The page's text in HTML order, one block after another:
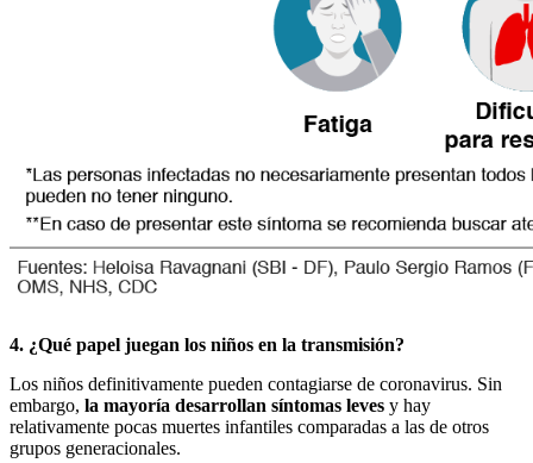
4. ¿Qué papel juegan los niños en la transmisión?
Los niños definitivamente pueden contagiarse de coronavirus. Sin
embargo, la mayoría desarrollan síntomas leves y hay
relativamente pocas muertes infantiles comparadas a las de otros
grupos generacionales.